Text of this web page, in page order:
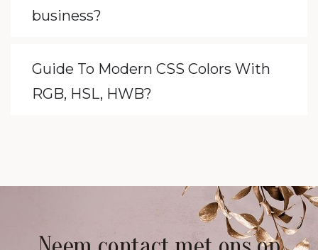
business?
Guide To Modern CSS Colors With
RGB, HSL, HWB?